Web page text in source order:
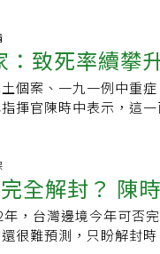
玫甄也說，食藥署藥品
的諮詢輔導機制，廠
括「縮小臨床試驗規
通方式，只要能夠佐
核依據。抗生素新藥
藥品管理局（EMA）
到適合治療抗藥性細菌
部2019年公布的「邁向
國感染症醫學會（
批准的抗生素與1983
若有準備數千劑，足以
物（tecovirimat）504
會等到貨後再公布，
再一些時間，但預計下
炮」訪問時進一步表示
日本雖然從今年1月開
降，但沒有恢復到解封
、防疫規定全取消，只
線拖了一個尾巴的狀態
：致死率續攀
個案、一九一例中重
揮官陳時中表示，這
已過，洪峰應是在上周
星期，北市若維持現在
這也會有變化，「不
爆發」。中研院生醫
跨縣市交互傳播情況下
全解封？ 陳
，台灣邊境今年可否
很難預測，只盼解封